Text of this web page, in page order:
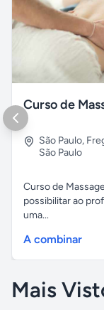
Curso de
São Paulo,
São Paulo
Curso de
possibilitar ao
uma...
A combinar
Mais